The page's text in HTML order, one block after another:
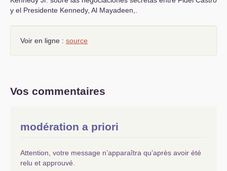
y el Presidente Kennedy, Al Mayadeen,.
Voir en ligne : source
Vos commentaires
modération a priori
Attention, votre message n’apparaîtra qu’après avoir été
relu et approuvé.